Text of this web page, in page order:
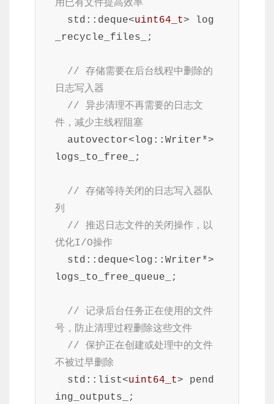
用已有文件提高效率
  std::deque<
uint64_t> log
_recycle_files_;
// 存储需要在后台线程中删除的
日志写入器
// 异步清理不再需要的日志文
件，减少主线程阻塞
logs_to_free_;
// 存储等待关闭的日志写入器队
列
// 推迟日志文件的关闭操作，以
优化I/O操作
logs_to_free_queue_;
// 记录后台任务正在使用的文件
号，防止清理过程删除这些文件
// 保护正在创建或处理中的文件
不被过早删除
  std::list<
uint64_t> pend
ing_outputs_;